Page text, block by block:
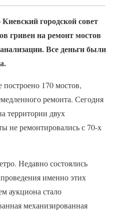
городской совет
гривен на ремонт мостов
Все деньги были
170 мостов,
ремонта. Сегодня
территории двух
не ремонтировались с 70-х
Недавно состоялись
именно этих
аукциона стало
механизированная